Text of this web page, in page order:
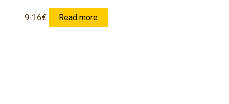
9.16€ Read more